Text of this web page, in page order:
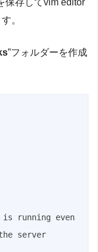
保存してvim editor
。
”フォルダーを作成
is running even
server